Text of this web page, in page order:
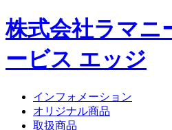
株式会社ラマ
ービス エッジ
インフォメーション
オリジナル商品
取扱商品